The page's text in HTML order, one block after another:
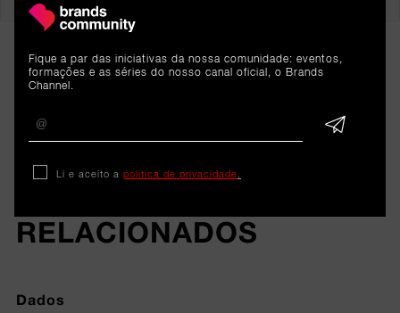
RELACIONADOS
Dados
Fique a par das iniciativas da nossa comunidade: eventos,
formações e as séries do nosso canal oficial, o Brands
Channel.
Li e aceito a política de privacidade.